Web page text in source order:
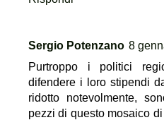
Sergio Potenzano 8
Purtroppo i politici
difendere i loro stipendi
ridotto notevolmente,
pezzi di questo mosaico